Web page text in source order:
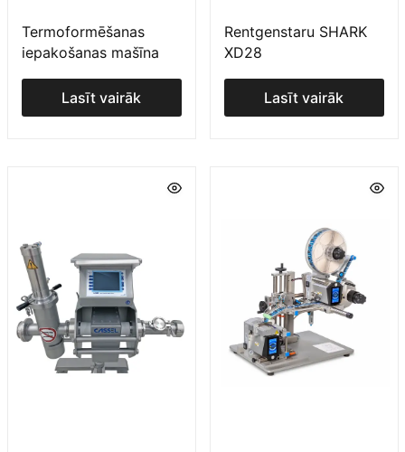
Termoformēšanas
iepakošanas mašīna
Lasīt vairāk
Rentgenstaru SHARK
XD28
Lasīt vairāk